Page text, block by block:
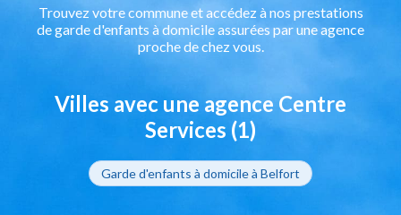
Trouvez votre commune et accédez à nos prestations
de garde d'enfants à domicile assurées par une agence
proche de chez vous.
Villes avec une agence Centre
Services (1)
Garde d'enfants à domicile à Belfort